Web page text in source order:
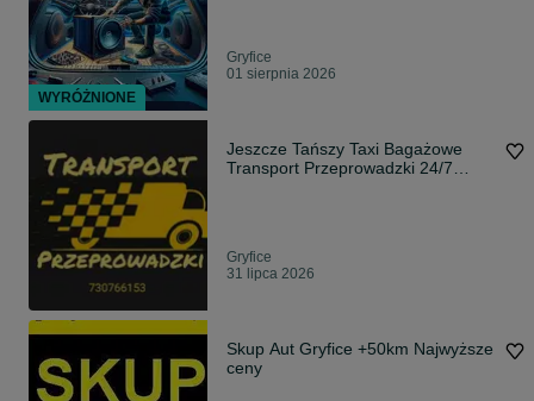
Gryfice
01 sierpnia 2026
Jeszcze Tańszy Taxi Bagażowe
Transport Przeprowadzki 24/7
Gryfice
31 lipca 2026
Skup Aut Gryfice +50km Najwyższe
ceny
WYRÓŻNIONE